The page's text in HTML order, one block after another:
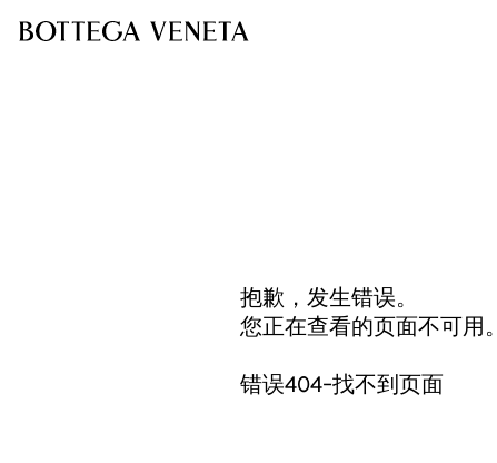
抱歉，发生错误。
您正在查看的页面不可用。
错误404-找不到页面